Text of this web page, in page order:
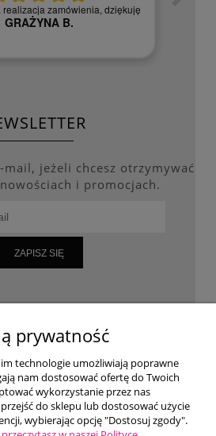
realizacja zamówienia, dziękuję
GRAŻYNA B.
mail, jeżeli chcesz otrzymywać
i promocjach.
ZAPISZ SIĘ
ZAKUPÓW
KONTO
O NAS
prywatność
technologie umożliwiają poprawne
nam dostosować ofertę do Twoich
wykorzystanie przez nas
do sklepu lub dostosować użycie
wybierając opcję "Dostosuj zgody".